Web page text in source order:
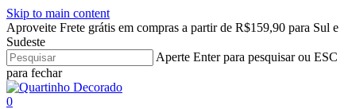
Skip to main content
Aproveite Frete grátis em compras a partir de R$159,90 para Sul e
Sudeste
Aperte Enter para pesquisar ou ESC
para fechar
Close
Search
search
account
0